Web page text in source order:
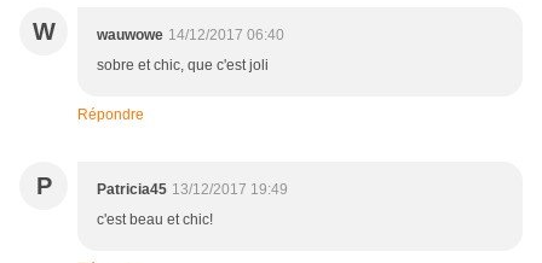
W wauwowe 14/12/2017 06:40
sobre et chic, que c'est joli
Répondre
P Patricia45 13/12/2017 19:49
c'est beau et chic!